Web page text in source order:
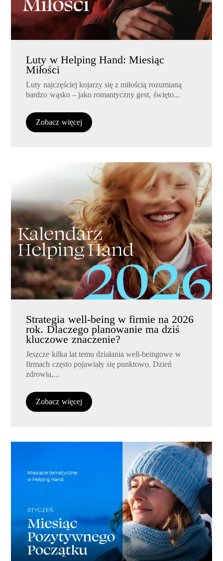
Luty w Helping Hand: Miesiąc
Miłości
Luty najczęściej kojarzy się z miłością rozumianą
bardzo wąsko – jako romantyczny gest, święto...
Zobacz więcej
Strategia well-being w firmie na 2026
rok. Dlaczego planowanie ma dziś
kluczowe znaczenie?
Jeszcze kilka lat temu działania well-beingowe w
firmach często pojawiały się punktowo. Dzień
zdrowia,...
Zobacz więcej